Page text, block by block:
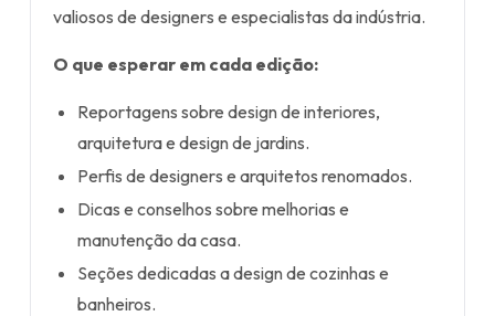
valiosos de designers e especialistas da indústria.
O que esperar em cada edição:
Reportagens sobre design de interiores,
arquitetura e design de jardins.
Perfis de designers e arquitetos renomados.
Dicas e conselhos sobre melhorias e
manutenção da casa.
Seções dedicadas a design de cozinhas e
banheiros.